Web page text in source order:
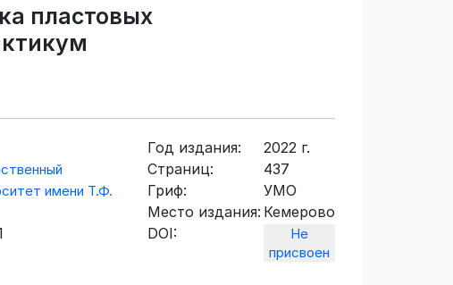
пластовых
имени Т.Ф.
Год издания:
2022 г.
Страниц:
437
Гриф:
УМО
Место издания: Кемерово
DOI:
Не
присвоен